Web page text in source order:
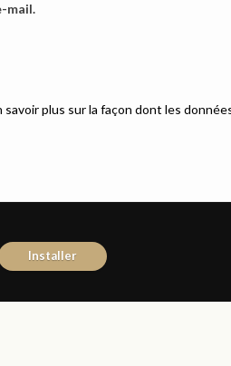
mail.
savoir plus sur la façon dont les
Installer